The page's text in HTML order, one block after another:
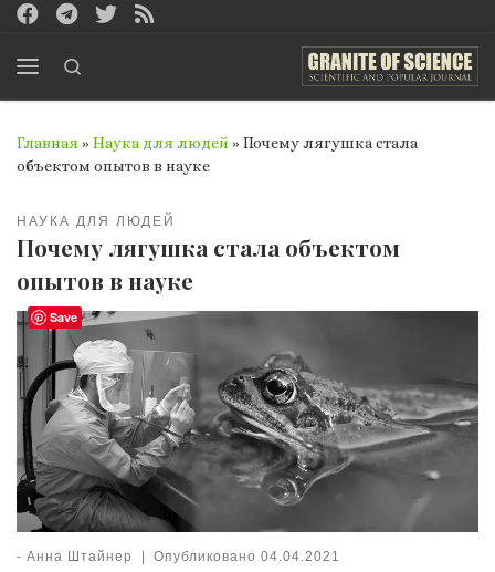
Перейти к содержимому
Главная » Наука для людей » Почему лягушка стала
объектом опытов в науке
НАУКА ДЛЯ ЛЮДЕЙ
Почему лягушка стала объектом
опытов в науке
- Анна Штайнер | Опубликовано04.04.2021
Save